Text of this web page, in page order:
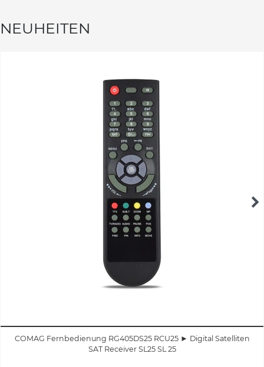
NEUHEITEN
COMAG Fernbedienung RG405DS25 RCU25 ► Digital Satelliten
SAT Receiver SL25 SL 25